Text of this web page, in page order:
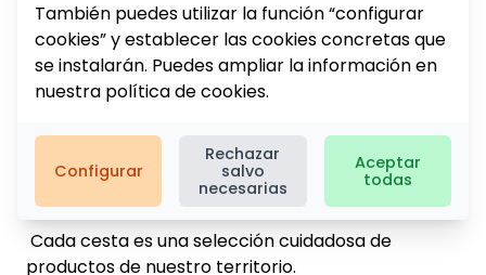
01.12.2023
Una Navidad con Sabor Local – En UAGALUR
Esta Navidad regala un pedacito de nuestra tierra
donde cada producto cuenta una historia única.
Cada cesta es una selección cuidadosa de
productos de nuestro territorio.
También puedes utilizar la función “configurar
cookies” y establecer las cookies concretas que
se instalarán. Puedes ampliar la información en
nuestra política de cookies.
Configurar
Rechazar
salvo
necesarias
Aceptar
todas